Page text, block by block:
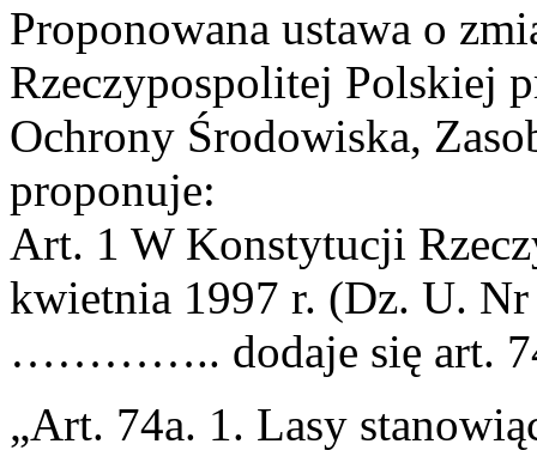
Proponowana ustawa o
Rzeczypospolitej Polskiej
Ochrony Środowiska,
proponuje:
Art. 1 W Konstytucji
kwietnia 1997 r. (Dz. U.
………….. dodaje się art.
„Art. 74a. 1. Lasy